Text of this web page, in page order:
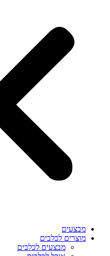
מבצעים
מוצרים לכלבים
מבצעים לכלבים